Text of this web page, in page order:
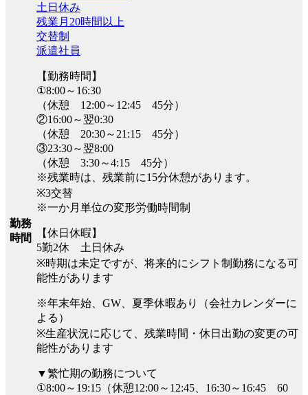
勤務
時間
土日休み
残業月20時間以上
交替制
派遣社員
【勤務時間】
①8:00～16:30
（休憩 12:00～12:45 45分）
②16:00～翌0:30
（休憩 20:30～21:15 45分）
③23:30～翌8:00
（休憩 3:30～4:15 45分）
※残業時は、残業前に15分休憩があります。
※3交替
※一か月単位の変形労働時間制
【休日休暇】
5勤2休 土日休み
※時期は未定ですが、将来的にシフト制勤務になる可
能性があります
※年末年始、GW、夏季休暇あり（会社カレンダーに
よる）
※生産状況に応じて、残業時間・休日出勤の変更の可
能性があります
▼繁忙期の勤務について
①8:00～19:15（休憩12:00～12:45、16:30～16:45 60